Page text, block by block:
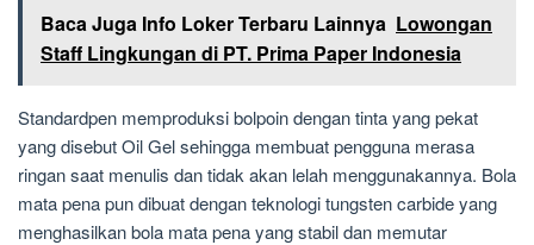
Baca Juga Info Loker Terbaru Lainnya Lowongan
Staff Lingkungan di PT. Prima Paper Indonesia
Standardpen memproduksi bolpoin dengan tinta yang pekat
yang disebut Oil Gel sehingga membuat pengguna merasa
ringan saat menulis dan tidak akan lelah menggunakannya. Bola
mata pena pun dibuat dengan teknologi tungsten carbide yang
menghasilkan bola mata pena yang stabil dan memutar